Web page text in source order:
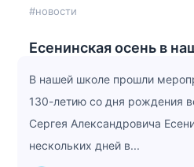
#новости
Есенинская осень в
В нашей школе прошли
130-летию со дня рождения
Сергея Александровича
нескольких дней в...